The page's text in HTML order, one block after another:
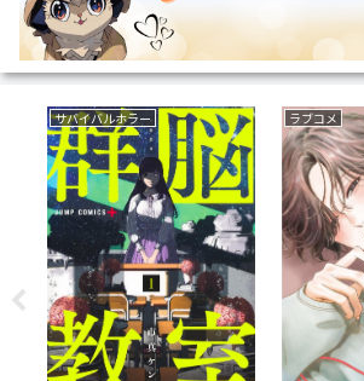
サバイバルホラー ラブコメ